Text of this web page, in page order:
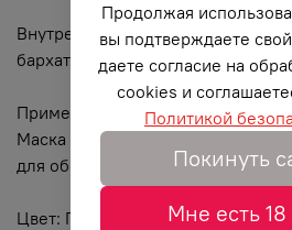
Внутренняя часть имеет
бархатистой кожи.
Применение
Маска используется с целью
для обострения остальных
Цвет: Перламутровый, белый
Продолжая
вы подтверждаете
даете согласие на
cookies и
Политикой
Покинуть
Мне есть 18